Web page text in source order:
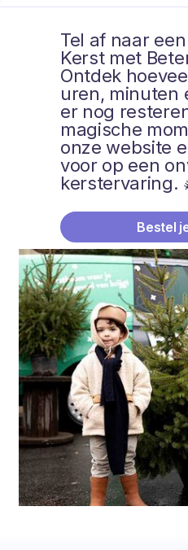
Tel af naar
Kerst met
Ontdek
uren, minuten
er nog
magische
onze website
voor op een
kerstervaring.
Bestel